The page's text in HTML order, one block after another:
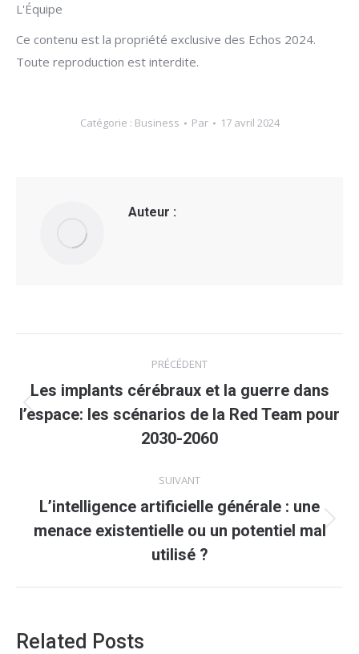
L'Équipe
Ce contenu est la propriété exclusive des Echos 2024.
Toute reproduction est interdite.
Catégorie : Business Par 17 avril 2024
Auteur :
article
PRÉCÉDENT
Article
précédent
Les implants cérébraux et la guerre dans
l’espace: les scénarios de la Red Team pour
2030-2060
SUIVANT
Article
suivant
L’intelligence artificielle générale : une
menace existentielle ou un potentiel mal
utilisé ?
Related Posts